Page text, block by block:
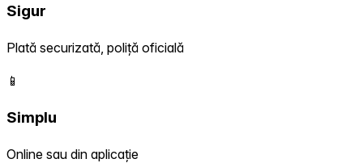
Sigur
Plată securizată, poliță oficială
📱
Simplu
Online sau din aplicație